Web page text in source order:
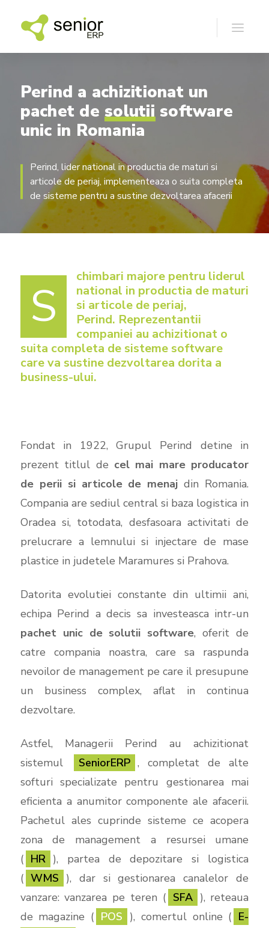
Perind a achizitionat un
pachet de solutii software
unic in Romania
Perind, lider national in productia de maturi si
articole de periaj, implementeaza o suita completa
de sisteme pentru a sustine dezvoltarea afacerii
S
chimbari majore pentru liderul
national in productia de maturi
si articole de periaj,
Perind. Reprezentantii
companiei au achizitionat o
suita completa de sisteme software
care va sustine dezvoltarea dorita a
business-ului.
Fondat in 1922, Grupul Perind detine in
prezent titlul de cel mai mare producator
de perii si articole de menaj din Romania.
Compania are sediul central si baza logistica in
Oradea si, totodata, desfasoara activitati de
prelucrare a lemnului si injectare de mase
plastice in judetele Maramures si Prahova.
Datorita evolutiei constante din ultimii ani,
echipa Perind a decis sa investeasca intr-un
pachet unic de solutii software, oferit de
catre compania noastra, care sa raspunda
nevoilor de management pe care il presupune
un business complex, aflat in continua
dezvoltare.
Astfel, Managerii Perind au achizitionat
sistemul
SeniorERP , completat de alte
softuri specializate pentru gestionarea mai
eficienta a anumitor componente ale afacerii.
Pachetul ales cuprinde sisteme ce acopera
zona de management a resursei umane
( HR ), partea de depozitare si logistica
( WMS ), dar si gestionarea canalelor de
vanzare: vanzarea pe teren ( SFA ), reteaua
de magazine ( POS ), comertul online ( E-